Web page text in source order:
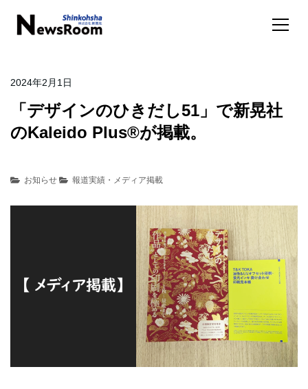
2024年2月1日
「デザインのひきだし51」で新晃社
のKaleido Plus®が掲載。
お知らせ 報道実績・メディア掲載